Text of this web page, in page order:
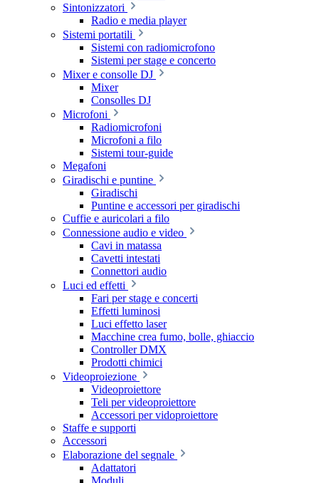
Sintonizzatori
Radio e media player
Sistemi portatili
Sistemi con radiomicrofono
Sistemi per stage e concerto
Mixer e consolle DJ
Mixer
Consolles DJ
Microfoni
Radiomicrofoni
Microfoni a filo
Sistemi tour-guide
Megafoni
Giradischi e puntine
Giradischi
Puntine e accessori per giradischi
Cuffie e auricolari a filo
Connessione audio e video
Cavi in matassa
Cavetti intestati
Connettori audio
Luci ed effetti
Fari per stage e concerti
Effetti luminosi
Luci effetto laser
Macchine crea fumo, bolle, ghiaccio
Controller DMX
Prodotti chimici
Videoproiezione
Videoproiettore
Teli per videoproiettore
Accessori per vidoproiettore
Staffe e supporti
Accessori
Elaborazione del segnale
Adattatori
Moduli